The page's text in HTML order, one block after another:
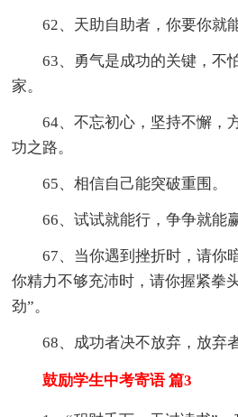
62、天助自助者，你要你就
63、勇气是成功的关键，不
家。
64、不忘初心，坚持不懈，
功之路。
65、相信自己能突破重围。
66、试试就能行，争争就能赢
67、当你遇到挫折时，请你暗
你精力不够充沛时，请你握紧拳
劲”。
68、成功者决不放弃，放弃者
鼓励学生中考寄语 篇3